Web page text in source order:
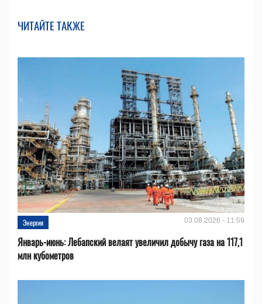
ЧИТАЙТЕ ТАКЖЕ
Энергия 03.08.2026 - 11:59
Январь-июнь: Лебапский велаят увеличил добычу газа на 117,1
млн кубометров